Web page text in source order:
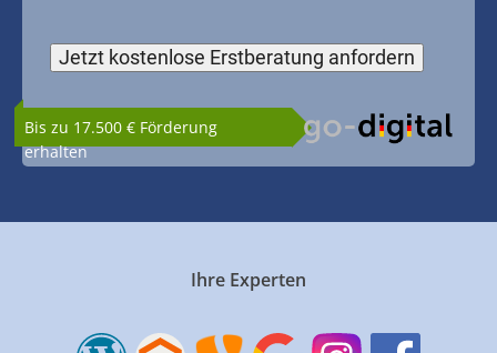
Bis zu 17.500 € Förderung
erhalten
Ihre Experten